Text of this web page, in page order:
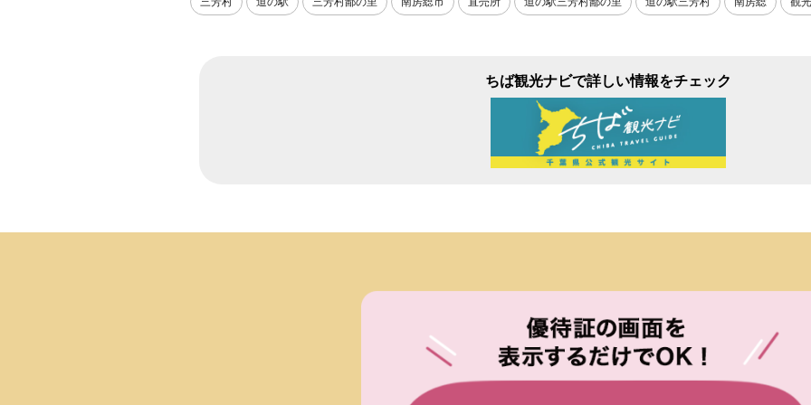
ちば観光ナビで詳しい情報をチェック